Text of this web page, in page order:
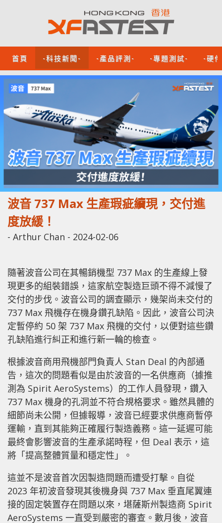
首頁 -科技新聞- -產品評測- -專題測試- -硬
波音 737 Max 生產瑕疵續現，交付進
度放緩！
- Arthur Chan - 2024-02-06
隨著波音公司在其暢銷機型 737 Max 的生產線上發
現更多的組裝錯誤，這家航空製造巨頭不得不減慢了
交付的步伐。波音公司的調查顯示，幾架尚未交付的
737 Max 飛機存在機身鑽孔缺陷。因此，波音公司決
定暫停約 50 架 737 Max 飛機的交付，以便對這些鑽
孔缺陷進行糾正和進行新一輪的檢查。
根據波音商用飛機部門負責人 Stan Deal 的內部通
告，這次的問題看似是由於波音的一名供應商（據推
測為 Spirit AeroSystems）的工作人員發現，鑽入
737 Max 機身的孔洞並不符合規格要求。雖然具體的
細節尚未公開，但據報導，波音已經要求供應商暫停
運輸，直到其能夠正確履行製造義務。這一延遲可能
最終會影響波音的生產承諾時程，但 Deal 表示，這
將「提高整體質量和穩定性」。
這並不是波音首次因製造問題而遭受打擊。自從
2023 年初波音發現其後機身與 737 Max 垂直尾翼連
接的固定裝置存在問題以來，堪薩斯州製造商 Spirit
AeroSystems 一直受到嚴密的審查。數月後，波音